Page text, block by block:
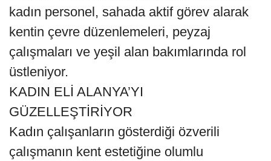
kadın personel, sahada aktif görev alarak
kentin çevre düzenlemeleri, peyzaj
çalışmaları ve yeşil alan bakımlarında rol
üstleniyor.
KADIN ELİ ALANYA’YI
GÜZELLEŞTİRİYOR
Kadın çalışanların gösterdiği özverili
çalışmanın kent estetiğine olumlu